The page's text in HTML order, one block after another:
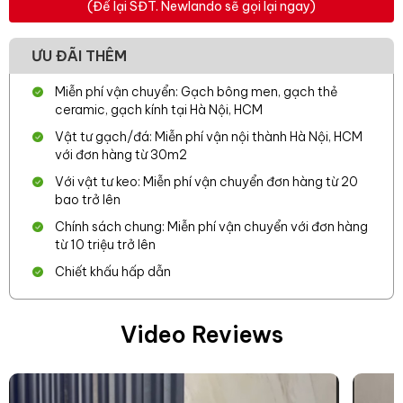
(Để lại SĐT. Newlando sẽ gọi lại ngay)
ƯU ĐÃI THÊM
Miễn phí vận chuyển: Gạch bông men, gạch thẻ
ceramic, gạch kính tại Hà Nội, HCM
Vật tư gạch/đá: Miễn phí vận nội thành Hà Nội, HCM
với đơn hàng từ 30m2
Với vật tư keo: Miễn phí vận chuyển đơn hàng từ 20
bao trở lên
Chính sách chung: Miễn phí vận chuyển với đơn hàng
từ 10 triệu trở lên
Chiết khấu hấp dẫn
Video Reviews